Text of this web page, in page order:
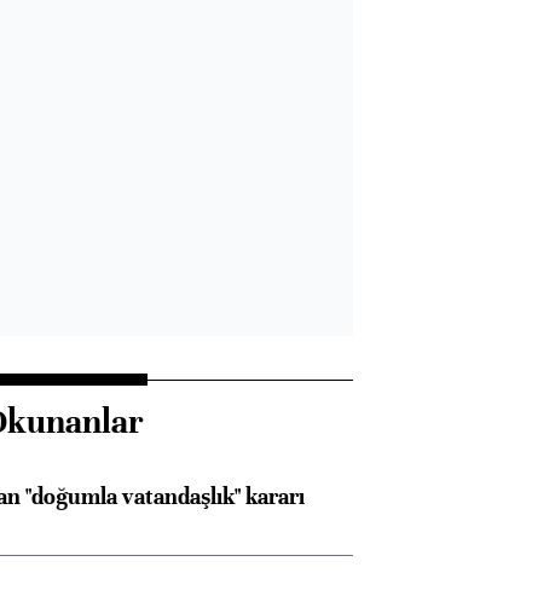
"doğumla vatandaşlık" kararı